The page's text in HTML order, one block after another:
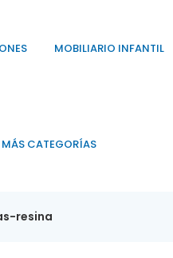
MOBILIARIO INFANTIL
MÁS CATEGORÍAS
resina